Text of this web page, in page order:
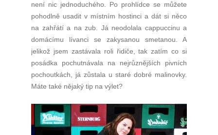
není nic jednoduchého. Po prohlídce se můžete
pohodlně usadit v místním hostinci a dát si něco
na zahřátí a na zub. Já neodolala cappuccinu a
domácímu lívanci se zakysanou smetanou. A
jelikož jsem zastávala roli řidiče, tak zatím co si
posádka pochutnávala na nejrůznějších pivních
pochoutkách, já zůstala u staré dobré malinovky.
Máte také nějaký tip na výlet?